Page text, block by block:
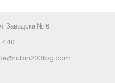
Заводска № 6
440